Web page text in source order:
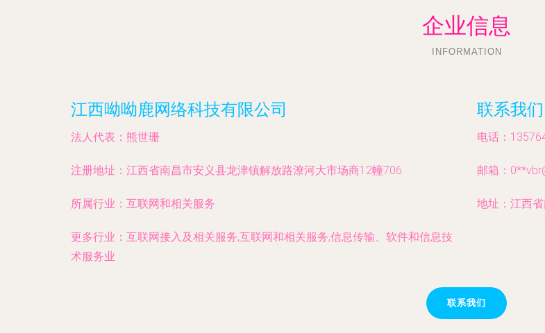
企业信息
INFORMATION
江西呦呦鹿网络科技有限公司
法人代表： 熊世珊
注册地址： 江西省南昌市安义县龙津镇解放路潦河大市场商12幢706
所属行业： 互联网和相关服务
更多行业： 互联网接入及相关服务,互联网和相关服务,信息传输、软件和信息技
术服务业
联系我们
电话：
邮箱：0**
地址：江西
联系我们